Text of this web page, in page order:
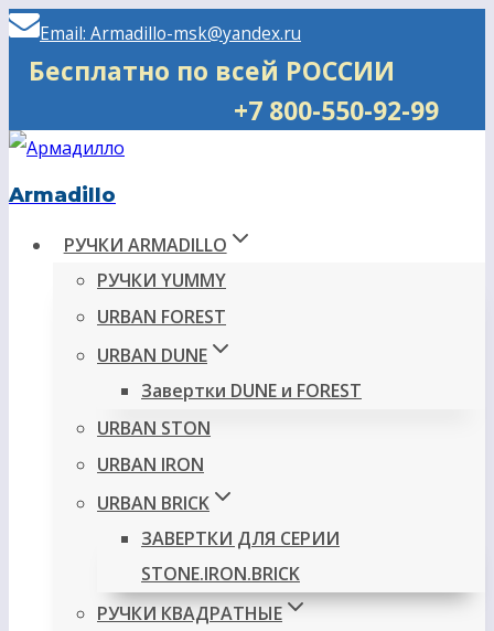
Перейти
Email: Armadillo-msk@yandex.ru
Бесплатно по всей РОССИИ
+7 800-550-92-99
Armadillo
РУЧКИ ARMADILLO
РУЧКИ YUMMY
URBAN FOREST
URBAN DUNE
Завертки DUNE и FOREST
URBAN STON
URBAN IRON
URBAN BRICK
ЗАВЕРТКИ ДЛЯ СЕРИИ
STONE.IRON.BRICK
РУЧКИ КВАДРАТНЫЕ